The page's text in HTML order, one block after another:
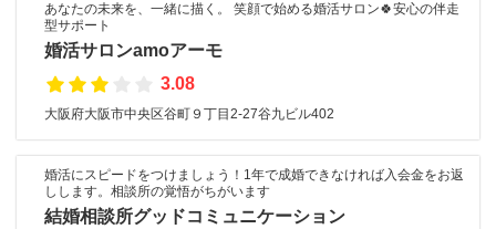
あなたの未来を、一緒に描く。 笑顔で始める婚活サロン🍀安心の伴走
型サポート
婚活サロンamoアーモ
3.08
大阪府大阪市中央区谷町９丁目2-27谷九ビル402
婚活にスピードをつけましょう！1年で成婚できなければ入会金をお返
しします。相談所の覚悟がちがいます
結婚相談所グッドコミュニケーション